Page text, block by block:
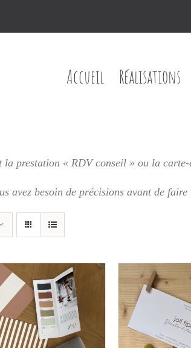
Accueil Réalisations
la prestation « RDV conseil » ou la
avez besoin de précisions avant de faire